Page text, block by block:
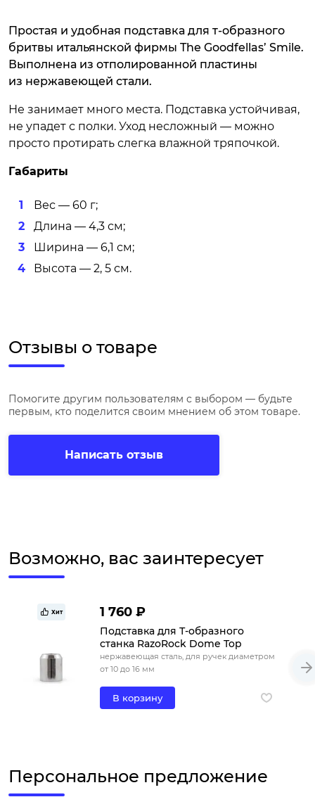
Простая и удобная подставка для т-образного
бритвы итальянской фирмы The Goodfellas’ Smile.
Выполнена из отполированной пластины
из нержавеющей стали.
Не занимает много места. Подставка устойчивая,
не упадет с полки. Уход несложный — можно
просто протирать слегка влажной тряпочкой.
Габариты
Вес — 60 г;
Длина — 4,3 см;
Ширина — 6,1 см;
Высота — 2, 5 см.
Отзывы о товаре
Помогите другим пользователям с выбором — будьте
первым, кто поделится своим мнением об этом товаре.
Написать отзыв
Возможно, вас заинтересует
Хит 1 760 ₽
Подставка для Т-образного
станка RazoRock Dome Top
нержавеющая сталь, для ручек диаметром
от 10 до 16 мм
В корзину
Персональное предложение